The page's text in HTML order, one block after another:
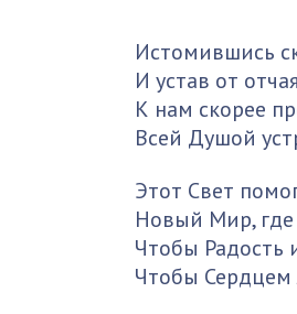
Истомившись
И устав от
К нам скорее
Всей Душой
Этот Свет
Новый Мир,
Чтобы Радость
Чтобы